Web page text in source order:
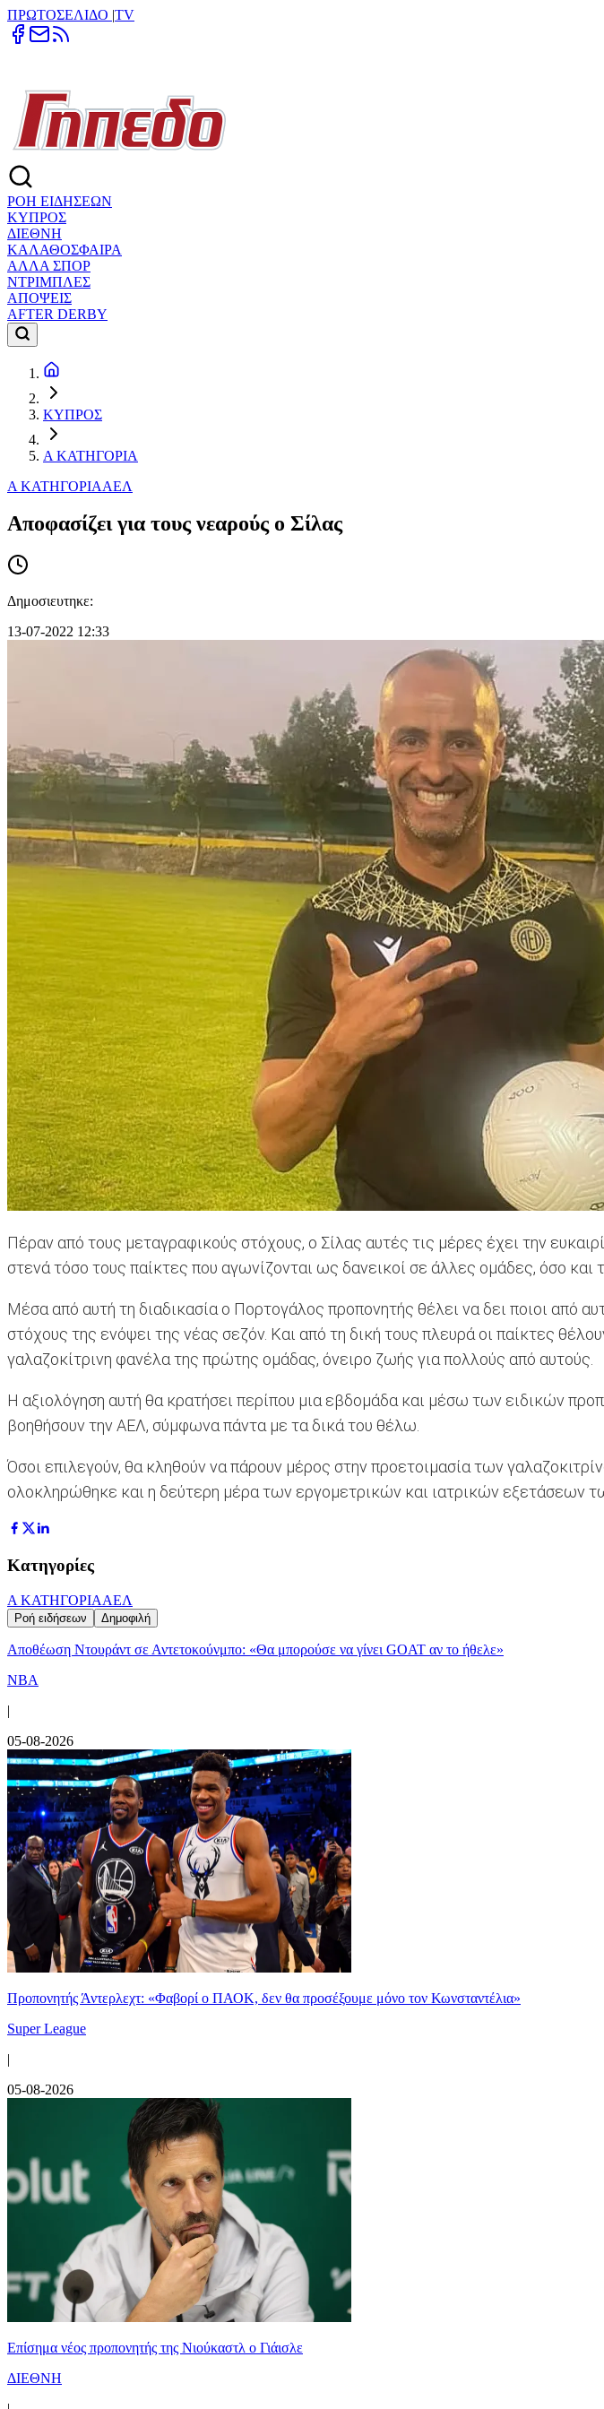
ΠΡΩΤΟΣΕΛΙΔΟ |TV
ΡΟΗ ΕΙΔΗΣΕΩΝ
ΚΥΠΡΟΣ
ΔΙΕΘΝΗ
ΚΑΛΑΘΟΣΦΑΙΡΑ
ΑΛΛΑ ΣΠΟΡ
ΝΤΡΙΜΠΛΕΣ
ΑΠΟΨΕΙΣ
AFTER DERBY
ΚΥΠΡΟΣ
Α ΚΑΤΗΓΟΡΙΑ
Α ΚΑΤΗΓΟΡΙΑΑΕΛ
Αποφασίζει για τους νεαρούς ο Σίλας
Δημοσιευτηκε:
13-07-2022 12:33
Πέραν από τους μεταγραφικούς στόχους, ο Σίλας αυτές τις μέρες έχει την
στενά τόσο τους παίκτες που αγωνίζονται ως δανεικοί σε άλλες ομάδες, όσο και
Μέσα από αυτή τη διαδικασία ο Πορτογάλος προπονητής θέλει να δει ποιοι από
στόχους της ενόψει της νέας σεζόν. Και από τη δική τους πλευρά οι παίκτες
γαλαζοκίτρινη φανέλα της πρώτης ομάδας, όνειρο ζωής για πολλούς από αυτούς.
Η αξιολόγηση αυτή θα κρατήσει περίπου μια εβδομάδα και μέσω των ειδικών
βοηθήσουν την ΑΕΛ, σύμφωνα πάντα με τα δικά του θέλω.
Όσοι επιλεγούν, θα κληθούν να πάρουν μέρος στην προετοιμασία των
ολοκληρώθηκε και η δεύτερη μέρα των εργομετρικών και ιατρικών εξετάσεων
Κατηγορίες
Α ΚΑΤΗΓΟΡΙΑΑΕΛ
Ροή ειδήσεων Δημοφιλή
Αποθέωση Ντουράντ σε Αντετοκούνμπο: «Θα μπορούσε να γίνει GOAT αν το ήθελε»
NBA
|
05-08-2026
Προπονητής Άντερλεχτ: «Φαβορί ο ΠΑΟΚ, δεν θα προσέξουμε μόνο τον Κωνσταντέλια»
Super League
|
05-08-2026
Επίσημα νέος προπονητής της Νιούκαστλ ο Γιάισλε
ΔΙΕΘΝΗ